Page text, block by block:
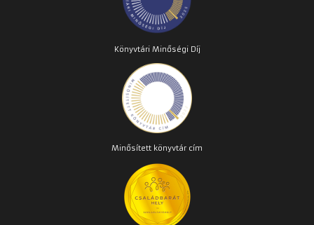
Könyvtári Minőségi Díj
Minősített könyvtár cím